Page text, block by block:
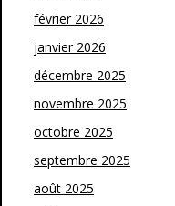
février 2026
janvier 2026
décembre 2025
novembre 2025
octobre 2025
septembre 2025
août 2025